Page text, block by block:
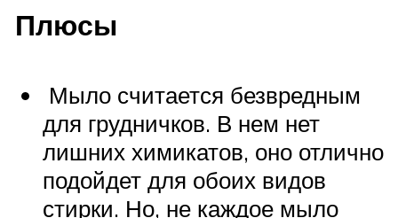
Плюсы
Мыло считается безвредным
для грудничков. В нем нет
лишних химикатов, оно отлично
подойдет для обоих видов
стирки. Но, не каждое мыло